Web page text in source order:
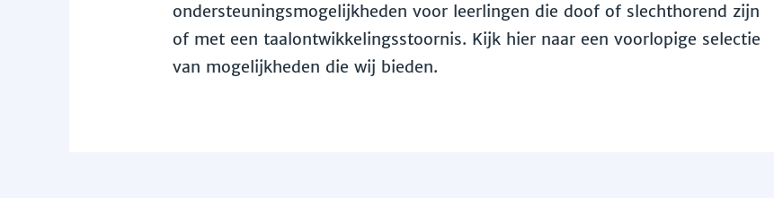
ondersteuningsmogelijkheden voor leerlingen die doof of slechthorend zijn
of met een taalontwikkelingsstoornis. Kijk hier naar een voorlopige selectie
van mogelijkheden die wij bieden.